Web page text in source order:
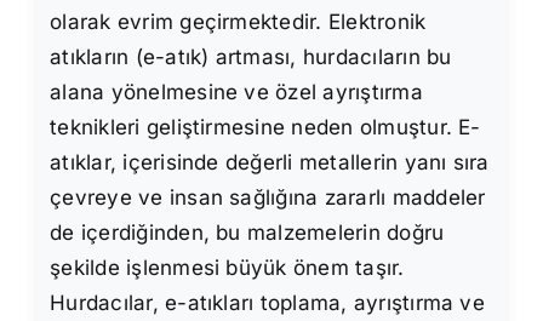
olarak evrim geçirmektedir. Elektronik
atıkların (e-atık) artması, hurdacıların bu
alana yönelmesine ve özel ayrıştırma
teknikleri geliştirmesine neden olmuştur. E-
atıklar, içerisinde değerli metallerin yanı sıra
çevreye ve insan sağlığına zararlı maddeler
de içerdiğinden, bu malzemelerin doğru
şekilde işlenmesi büyük önem taşır.
Hurdacılar, e-atıkları toplama, ayrıştırma ve